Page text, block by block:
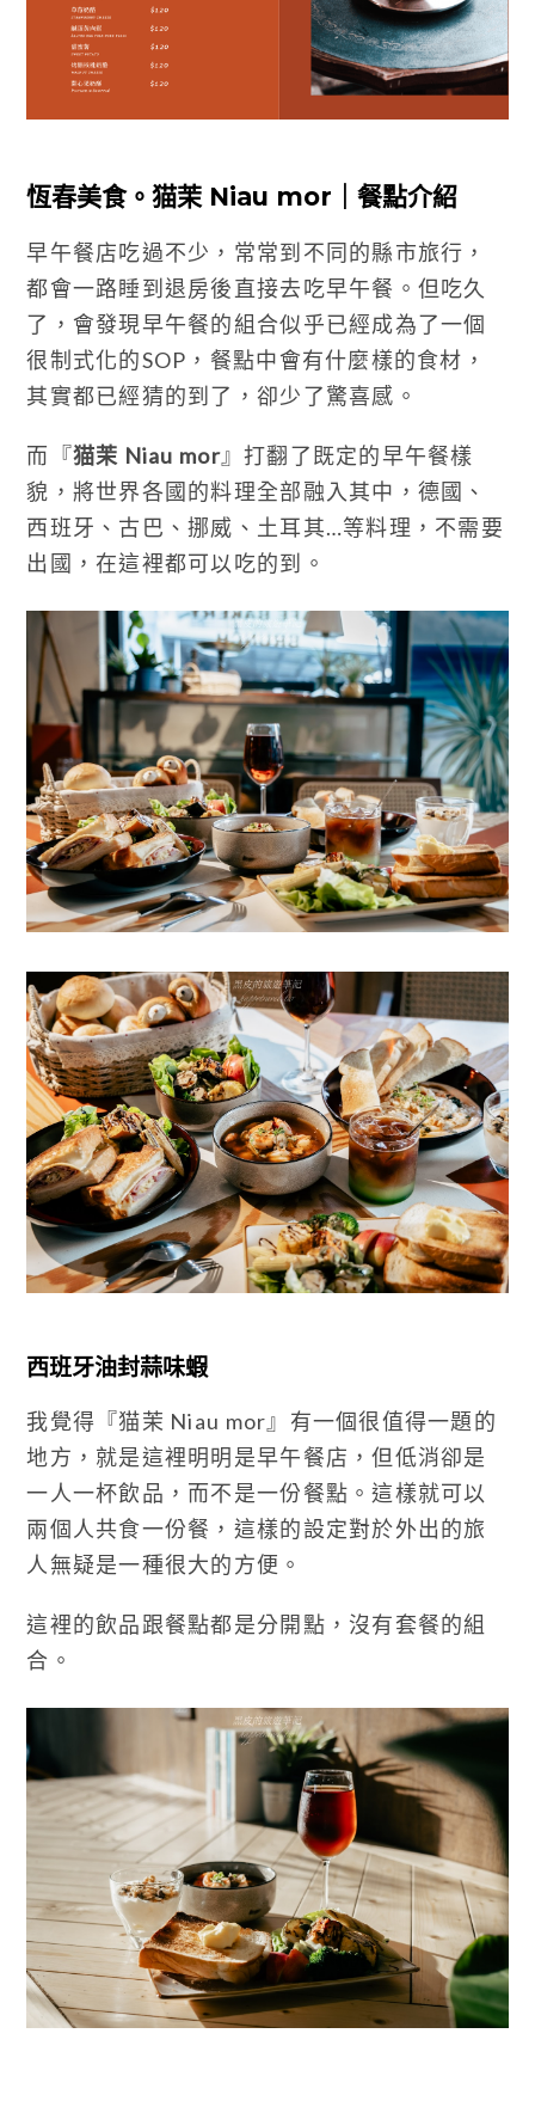
恆春美食。猫茉 Niau mor｜餐點介紹
早午餐店吃過不少，常常到不同的縣市旅行，
都會一路睡到退房後直接去吃早午餐。但吃久
了，會發現早午餐的組合似乎已經成為了一個
很制式化的SOP，餐點中會有什麼樣的食材，
其實都已經猜的到了，卻少了驚喜感。
而『猫茉 Niau mor』打翻了既定的早午餐樣
貌，將世界各國的料理全部融入其中，德國、
西班牙、古巴、挪威、土耳其…等料理，不需要
出國，在這裡都可以吃的到。
西班牙油封蒜味蝦
我覺得『猫茉 Niau mor』有一個很值得一題的
地方，就是這裡明明是早午餐店，但低消卻是
一人一杯飲品，而不是一份餐點。這樣就可以
兩個人共食一份餐，這樣的設定對於外出的旅
人無疑是一種很大的方便。
這裡的飲品跟餐點都是分開點，沒有套餐的組
合。